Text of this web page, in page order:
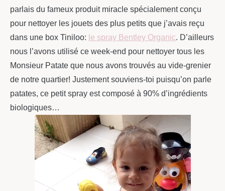
parlais du fameux produit miracle spécialement conçu
pour nettoyer les jouets des plus petits que j’avais reçu
dans une box Tiniloo: le spray Bentley Organic. D’ailleurs
nous l’avons utilisé ce week-end pour nettoyer tous les
Monsieur Patate que nous avons trouvés au vide-grenier
de notre quartier! Justement souviens-toi puisqu’on parle
patates, ce petit spray est composé à 90% d’ingrédients
biologiques…